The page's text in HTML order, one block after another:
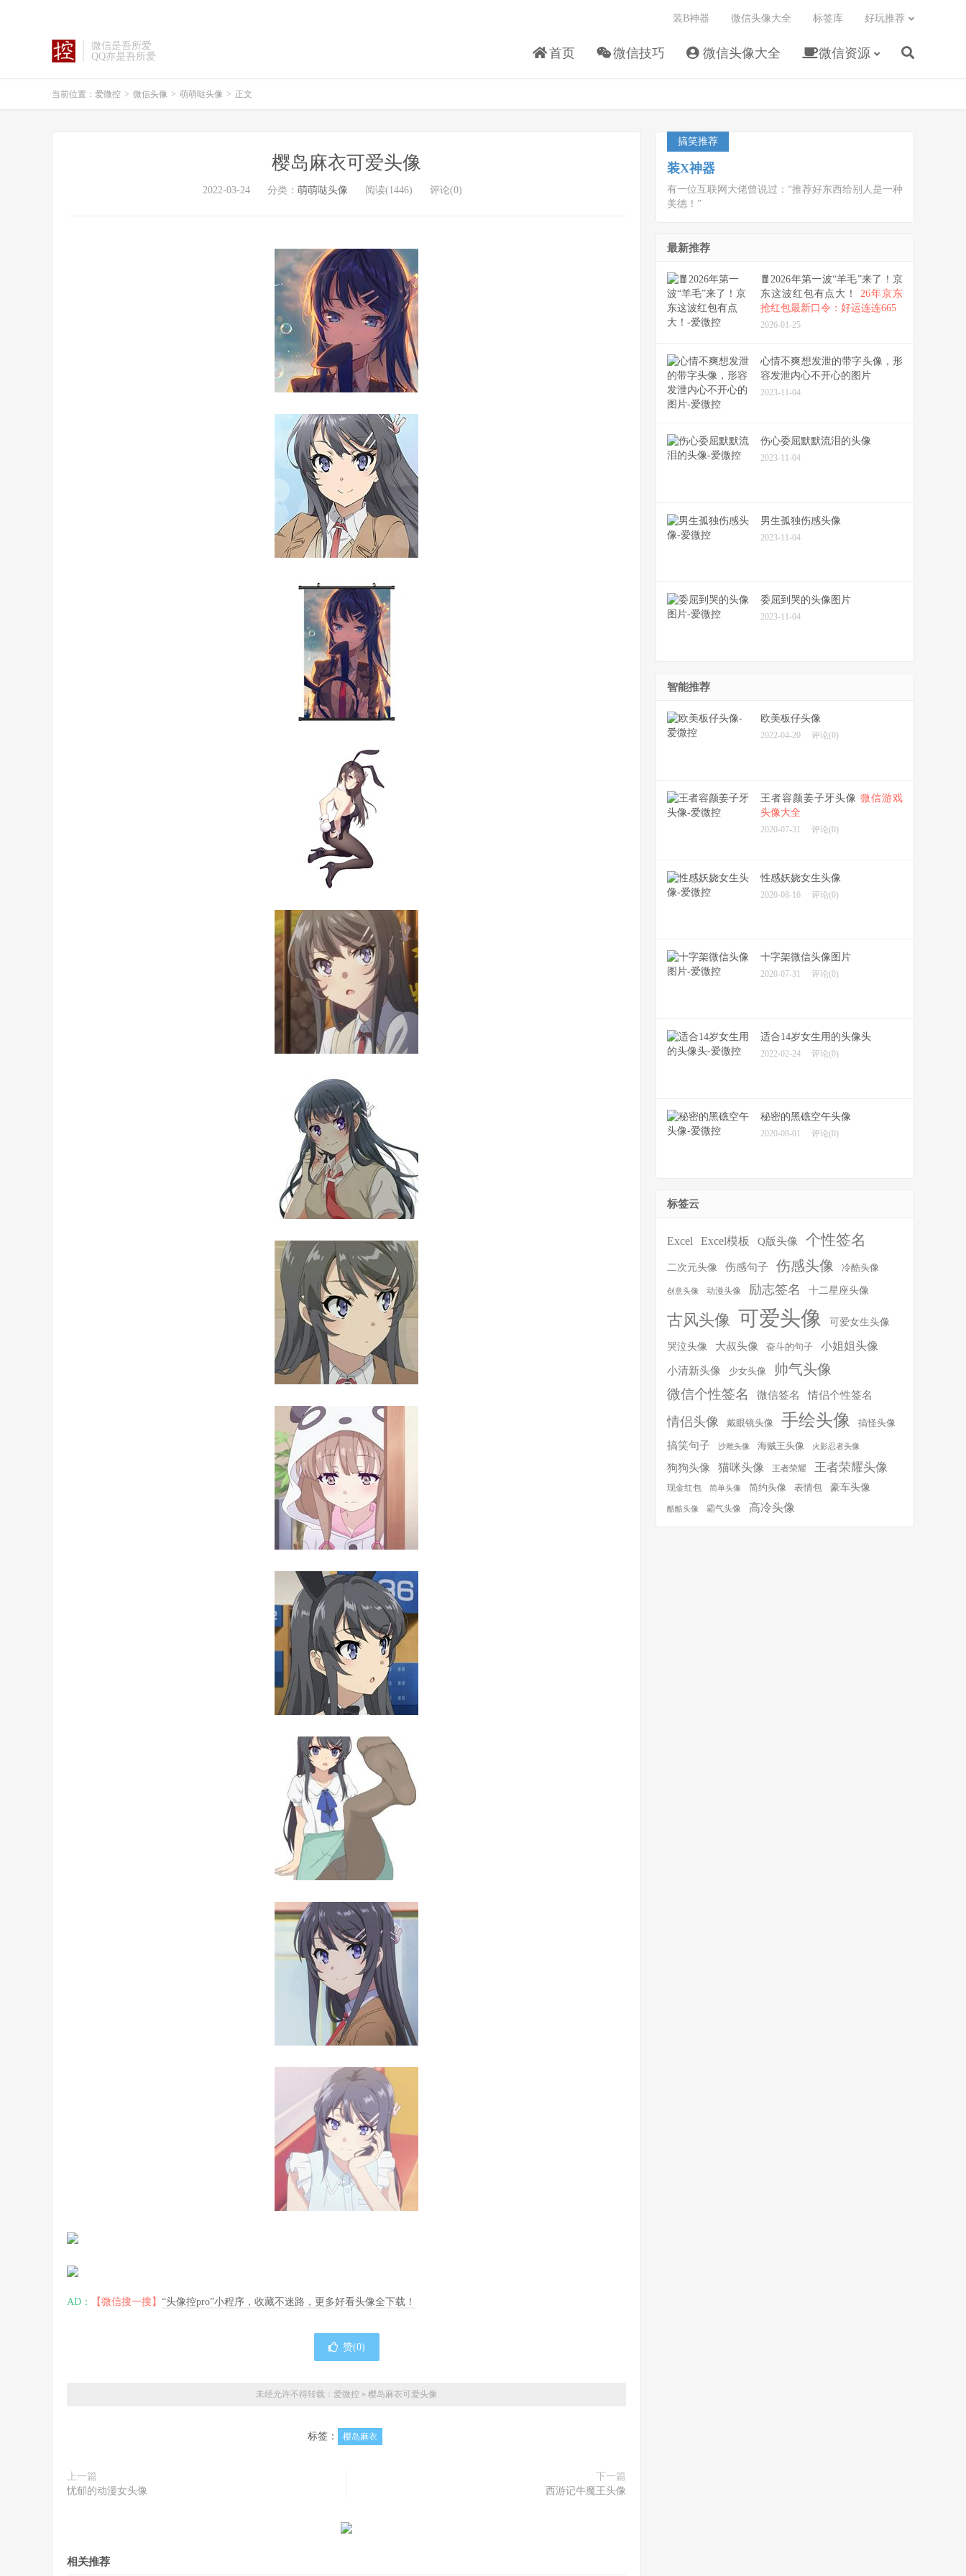
微信是吾所爱
QQ亦是吾所爱
首页 微信技巧 微信头像大全 微信资源
装B神器 微信头像大全 标签库 好玩推荐
当前位置： 爱微控 > 微信头像 > 萌萌哒头像 > 正文
樱岛麻衣可爱头像
2022-03-24 分类： 萌萌哒头像 阅读(1446) 评论(0)
AD： 【微信搜一搜】 “头像控pro”小程序，收藏不迷路，更多好看头像全下载！
赞(0)
未经允许不得转载： 爱微控 » 樱岛麻衣可爱头像
标签： 樱岛麻衣
上一篇
忧郁的动漫女头像
下一篇
西游记牛魔王头像
相关推荐
搞笑推荐
装X神器
有一位互联网大佬曾说过：“推荐好东西给别人是一种
美德！”
最新推荐
🧧2026年第一波“羊毛”来了！京
东这波红包有点大！ 26年京东
抢红包最新口令：好运连连665
2026-01-25
心情不爽想发泄的带字头像，形
容发泄内心不开心的图片
2023-11-04
伤心委屈默默流泪的头像
2023-11-04
男生孤独伤感头像
2023-11-04
委屈到哭的头像图片
2023-11-04
智能推荐
欧美板仔头像
2022-04-20 评论(0)
王者容颜姜子牙头像 微信游戏
头像大全
2020-07-31 评论(0)
性感妖娆女生头像
2020-08-16 评论(0)
十字架微信头像图片
2020-07-31 评论(0)
适合14岁女生用的头像头
2022-02-24 评论(0)
秘密的黑礁空午头像
2020-08-01 评论(0)
标签云
Excel Excel模板 Q版头像 个性签名
二次元头像 伤感句子 伤感头像 冷酷头像
创意头像 动漫头像 励志签名 十二星座头像
古风头像 可爱头像 可爱女生头像
哭泣头像 大叔头像 奋斗的句子 小姐姐头像
小清新头像 少女头像 帅气头像
微信个性签名 微信签名 情侣个性签名
情侣头像 戴眼镜头像 手绘头像 搞怪头像
搞笑句子 沙雕头像 海贼王头像 火影忍者头像
狗狗头像 猫咪头像 王者荣耀 王者荣耀头像
现金红包 简单头像 简约头像 表情包 豪车头像
酷酷头像 霸气头像 高冷头像